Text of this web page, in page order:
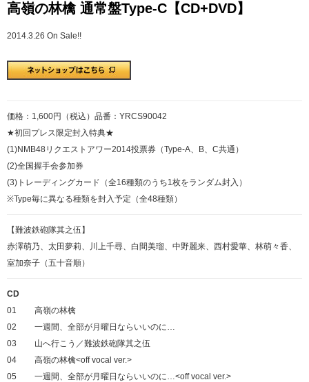
高嶺の林檎 通常盤Type-C【CD+DVD】
2014.3.26 On Sale!!
価格：1,600円（税込）品番：YRCS90042
★初回プレス限定封入特典★
(1)NMB48リクエストアワー2014投票券（Type-A、B、C共通）
(2)全国握手会参加券
(3)トレーディングカード（全16種類のうち1枚をランダム封入）
※Type毎に異なる種類を封入予定（全48種類）
【難波鉄砲隊其之伍】
赤澤萌乃、太田夢莉、川上千尋、白間美瑠、中野麗来、西村愛華、林萌々香、
室加奈子（五十音順）
CD
01
高嶺の林檎
02
一週間、全部が月曜日ならいいのに…
03
山へ行こう／難波鉄砲隊其之伍
04
高嶺の林檎<off vocal ver.>
05
一週間、全部が月曜日ならいいのに…<off vocal ver.>